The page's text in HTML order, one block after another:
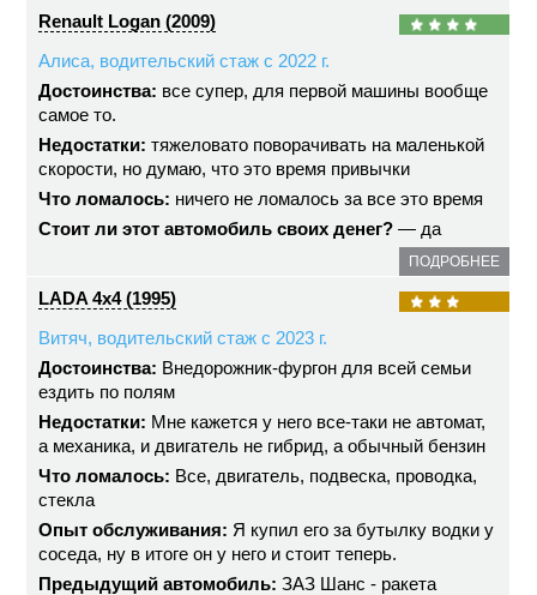
Renault Logan (2009)
Алиса, водительский стаж с 2022 г.
Достоинства: все супер, для первой машины вообще
самое то.
Недостатки: тяжеловато поворачивать на маленькой
скорости, но думаю, что это время привычки
Что ломалось: ничего не ломалось за все это время
Стоит ли этот автомобиль своих денег? — да
ПОДРОБНЕЕ
LADA 4x4 (1995)
Витяч, водительский стаж с 2023 г.
Достоинства: Внедорожник-фургон для всей семьи
ездить по полям
Недостатки: Мне кажется у него все-таки не автомат,
а механика, и двигатель не гибрид, а обычный бензин
Что ломалось: Все, двигатель, подвеска, проводка,
стекла
Опыт обслуживания: Я купил его за бутылку водки у
соседа, ну в итоге он у него и стоит теперь.
Предыдущий автомобиль: ЗАЗ Шанс - ракета